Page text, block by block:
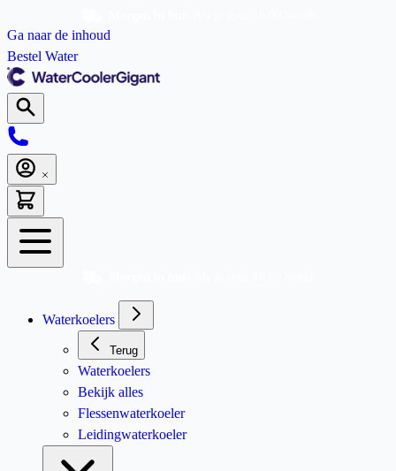
Ga naar de inhoud
Bestel Water
Waterkoelers
Terug
Waterkoelers
Bekijk alles
Flessenwaterkoeler
Leidingwaterkoeler